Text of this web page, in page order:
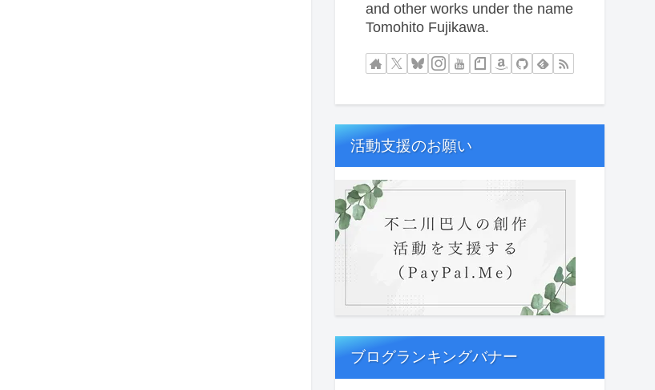
and other works under the name
Tomohito Fujikawa.
活動支援のお願い
ブログランキングバナー